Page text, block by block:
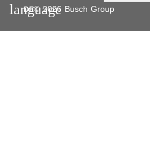
DE
language
© 2026 Busch Group